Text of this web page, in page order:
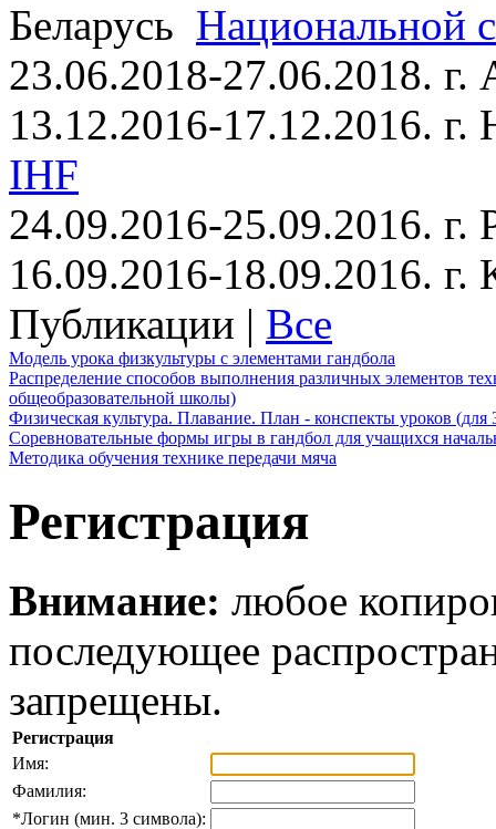
Беларусь Национальной
23.06.2018-27.06.2018.
13.12.2016-17.12.2016.
IHF
24.09.2016-25.09.2016. г.
16.09.2016-18.09.2016.
Публикации | Все
Модель урока физкультуры с элементами гандбола
Распределение способов выполнения различных элементов
общеобразовательной школы)
Физическая культура. Плавание. План - конспекты уроков (для
Соревновательные формы игры в гандбол для учащихся
Методика обучения технике передачи мяча
Регистрация
Внимание: любое
последующее
запрещены.
Регистрация
Имя:
Фамилия:
*Логин (мин. 3 символа):